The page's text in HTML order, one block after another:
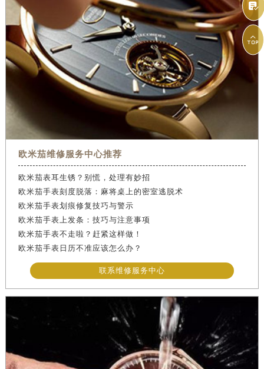
欧米茄维修服务中心推荐
欧米茄表耳生锈？别慌，处理有妙招
欧米茄手表刻度脱落：麻将桌上的密室逃脱术
欧米茄手表划痕修复技巧与警示
欧米茄手表上发条：技巧与注意事项
欧米茄手表不走啦？赶紧这样做！
欧米茄手表日历不准应该怎么办？
联系维修服务中心

